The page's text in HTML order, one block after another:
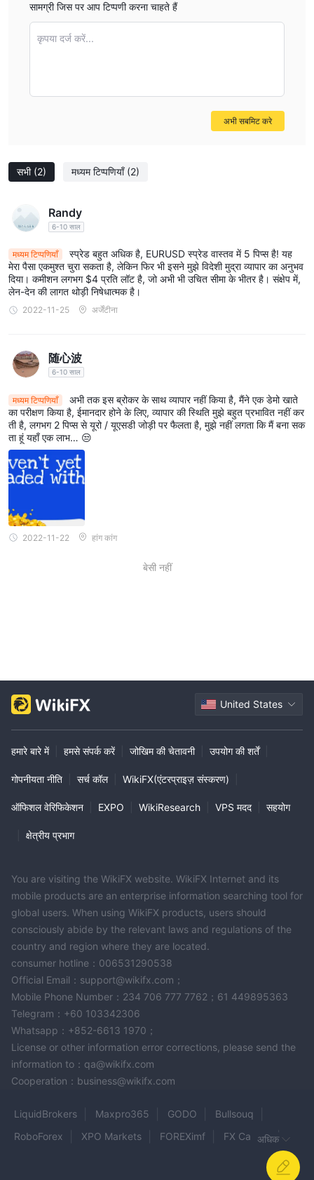
सभी (2) मध्यम टिप्पणियाँ (2)
Randy
6-10 साल
मध्यम टिप्पणियाँ
स्प्रेड बहुत अधिक है, EURUSD स्प्रेड वास्तव में 5 पिप्स है! यह
मेरा पैसा एकमुश्त चुरा सकता है, लेकिन फिर भी इसने मुझे विदेशी मुद्रा व्यापार का अनुभव
दिया। कमीशन लगभग $4 प्रति लॉट है, जो अभी भी उचित सीमा के भीतर है। संक्षेप में,
लेन-देन की लागत थोड़ी निषेधात्मक है।
2022-11-25 अर्जेंटीना
随心波
6-10 साल
मध्यम टिप्पणियाँ
अभी तक इस ब्रोकर के साथ व्यापार नहीं किया है, मैंने एक डेमो खाते
का परीक्षण किया है, ईमानदार होने के लिए, व्यापार की स्थिति मुझे बहुत प्रभावित नहीं कर
ती है, लगभग 2 पिप्स से यूरो / यूएसडी जोड़ी पर फैलता है, मुझे नहीं लगता कि मैं बना सक
ता हूं यहाँ एक लाभ… 😒
2022-11-22 हांग कांग
बेसी नहीं
सामग्री जिस पर आप टिप्पणी करना चाहते हैं
कृपया दर्ज करें...
अभी सबमिट करे
United States
हमारे बारे में हमसे संपर्क करें जोखिम की चेतावनी उपयोग की शर्तें
गोपनीयता नीति सर्च कॉल WikiFX(एंटरप्राइज़ संस्करण)
ऑफिशल वेरिफिकेशन EXPO WikiResearch VPS मदद सहयोग
क्षेत्रीय प्रभाग
You are visiting the WikiFX website. WikiFX Internet and its
mobile products are an enterprise information searching tool for
global users. When using WikiFX products, users should
consciously abide by the relevant laws and regulations of the
country and region where they are located.
consumer hotline：006531290538
Official Email：support@wikifx.com；
Mobile Phone Number：234 706 777 7762；61 449895363
Telegram：+60 103342306
Whatsapp：+852-6613 1970；
License or other information error corrections, please send the
information to：qa@wikifx.com
Cooperation：business@wikifx.com
LiquidBrokers Maxpro365 GODO
Bullsouq
RoboForex
XPO Markets FOREXimf
FX Capital
अधिक